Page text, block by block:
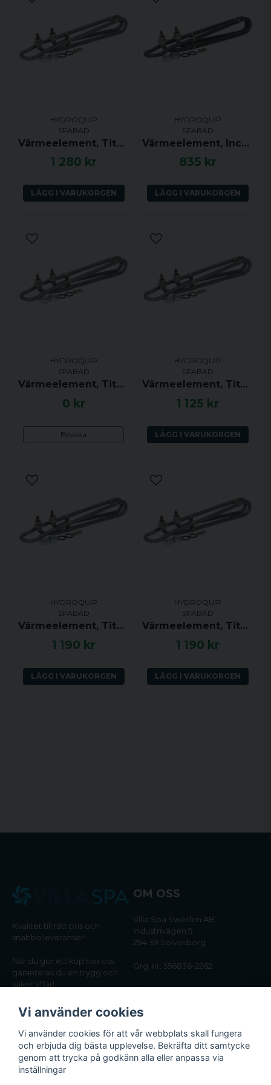
HYDROQUIP
SPABAD
Värmeelement, Titanium, 2.5kW
1 280 kr
LÄGG I VARUKORGEN
HYDROQUIP
SPABAD
Värmeelement, Incoloy 800, 5.5kW
835 kr
LÄGG I VARUKORGEN
HYDROQUIP
SPABAD
Värmeelement, Titanium, 1.5kW - UTGÅTT
0 kr
Bevaka
HYDROQUIP
SPABAD
Värmeelement, Titanium, 2.0kW
1 125 kr
LÄGG I VARUKORGEN
HYDROQUIP
SPABAD
Värmeelement, Titanium, 4.0kW
1 190 kr
LÄGG I VARUKORGEN
HYDROQUIP
SPABAD
Värmeelement, Titanium, 5.5kW
1 190 kr
LÄGG I VARUKORGEN
Mejladress
Ja, ni får publicera min fråga
Kvalitet till rätt pris och
snabba leveranser!
När du gör ett köp hos oss
garanteras du en trygg och
säker affär!
OM OSS
Villa Spa Sweden AB
Industrivägen 9
294 39 Sölvesborg
Org. nr: 556836-2262
Tel:0456-405566
Email:
INFORMATION
Om oss
Vi använder cookies
Vi använder cookies för att vår webbplats skall fungera
och erbjuda dig bästa upplevelse. Bekräfta ditt samtycke
genom att trycka på godkänn alla eller anpassa via
inställningar